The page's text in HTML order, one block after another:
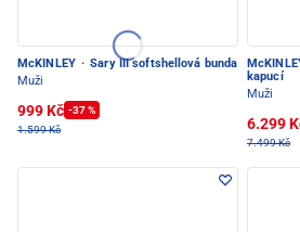
McKINLEY · Sary III softshellová bunda
Muži
999 Kč -37 %
1.599 Kč
kapucí
Muži
6.299
7.499 Kč